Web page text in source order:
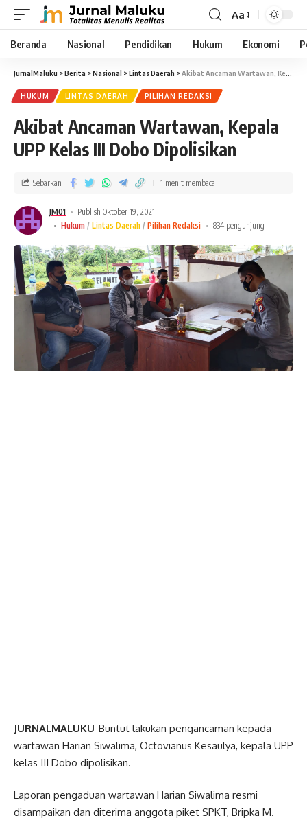
Aa
Beranda Nasional Pendidikan Hukum Ekonomi
JurnalMaluku >Berita >Nasional >Lintas Daerah >Akibat Ancaman Wartawan, Kepala UPP Kelas III Dobo Dipolisikan
HUKUM LINTAS DAERAH PILIHAN REDAKSI
Akibat Ancaman Wartawan, Kepala
UPP Kelas III Dobo Dipolisikan
JM01
Publish Oktober 19, 2021
Hukum
Lintas Daerah Pilihan Redaksi 834 pengunjung
Sebarkan 1 menit membaca
JURNALMALUKU-Buntut lakukan pengancaman kepada
wartawan Harian Siwalima, Octovianus Kesaulya, kepala UPP
kelas III Dobo dipolisikan.
Laporan pengaduan wartawan Harian Siwalima resmi
disampaikan dan diterima anggota piket SPKT, Bripka M.